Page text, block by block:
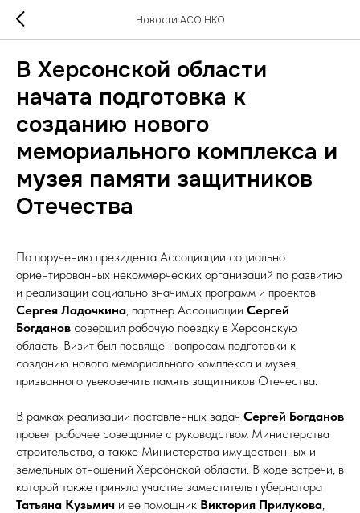
Новости АСО НКО
В Херсонской области
начата подготовка к
созданию нового
мемориального комплекса и
музея памяти защитников
Отечества
По поручению президента Ассоциации социально
ориентированных некоммерческих организаций по развитию
и реализации социально значимых программ и проектов
Сергея Ладочкина, партнер Ассоциации Сергей
Богданов совершил рабочую поездку в Херсонскую
область. Визит был посвящен вопросам подготовки к
созданию нового мемориального комплекса и музея,
призванного увековечить память защитников Отечества.
В рамках реализации поставленных задач Сергей Богданов
провел рабочее совещание с руководством Министерства
строительства, а также Министерства имущественных и
земельных отношений Херсонской области. В ходе встречи, в
которой также приняла участие заместитель губернатора
Татьяна Кузьмич и ее помощник Виктория Прилукова,